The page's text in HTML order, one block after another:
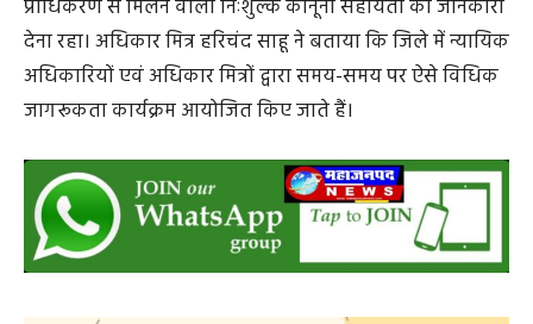
कार्यक्रम का उद्देश्य छात्राओं को उनके कानूनी अधिकारों के प्रति
जागरूक बनाना तथा आवश्यकता पड़ने पर विधिक सेवा
प्राधिकरण से मिलने वाली निःशुल्क कानूनी सहायता की जानकारी
देना रहा। अधिकार मित्र हरिचंद साहू ने बताया कि जिले में न्यायिक
अधिकारियों एवं अधिकार मित्रों द्वारा समय-समय पर ऐसे विधिक
जागरूकता कार्यक्रम आयोजित किए जाते हैं।